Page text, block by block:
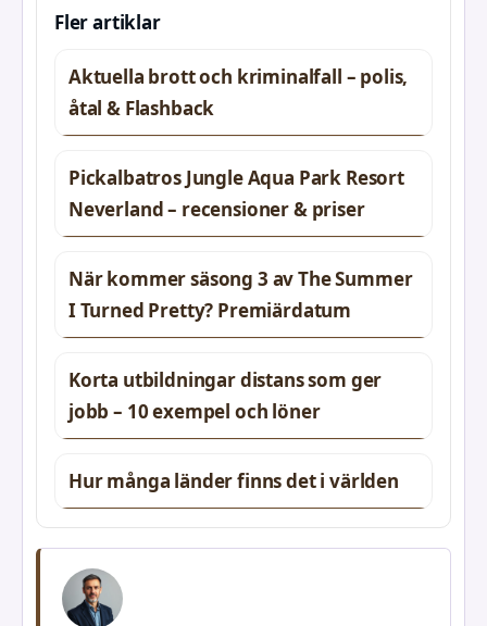
Fler artiklar
Aktuella brott och kriminalfall – polis,
åtal & Flashback
Pickalbatros Jungle Aqua Park Resort
Neverland – recensioner & priser
När kommer säsong 3 av The Summer
I Turned Pretty? Premiärdatum
Korta utbildningar distans som ger
jobb – 10 exempel och löner
Hur många länder finns det i världen